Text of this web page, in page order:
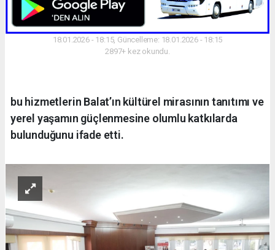
18.01.2026 - 18:15, Güncelleme: 18.01.2026 - 18:15
2897+ kez okundu.
bu hizmetlerin Balat’ın kültürel mirasının tanıtımı ve
yerel yaşamın güçlenmesine olumlu katkılarda
bulunduğunu ifade etti.